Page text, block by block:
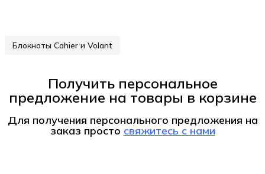
Блокноты Cahier и Volant
Получить персональное
предложение на товары в корзине
Для получения персонального предложения на
заказ просто свяжитесь с нами